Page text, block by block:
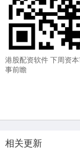
港股配资软件 下周资
事前瞻
相关更新